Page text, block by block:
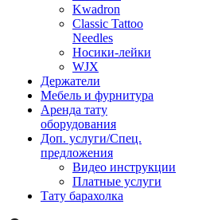
Kwadron
Classic Tattoo
Needles
Носики-лейки
WJX
Держатели
Мебель и фурнитура
Аренда тату
оборудования
Доп. услуги/Спец.
предложения
Видео инструкции
Платные услуги
Тату барахолка